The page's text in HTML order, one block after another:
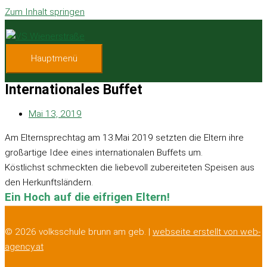
Zum Inhalt springen
Hauptmenü
Internationales Buffet
Mai 13, 2019
Am Elternsprechtag am 13.Mai 2019 setzten die Eltern ihre
großartige Idee eines internationalen Buffets um.
Köstlichst schmeckten die liebevoll zubereiteten Speisen aus
den Herkunftsländern.
Ein Hoch auf die eifrigen Eltern!
© 2026 volksschule brunn am geb. | webseite erstellt von web-
agency.at